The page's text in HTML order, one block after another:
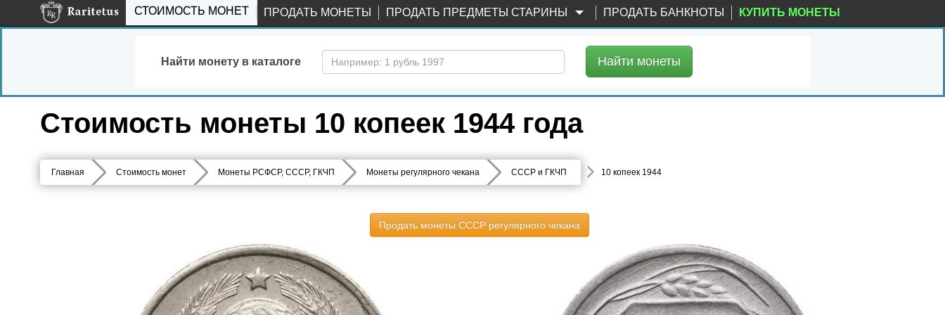
СТОИМОСТЬ МОНЕТ ПРОДАТЬ МОНЕТЫ ПРОДАТЬ ПРЕДМЕТЫ СТАРИНЫ ПРОДАТЬ БАНКНОТЫ КУПИТЬ МОНЕТЫ
Найти монету в каталоге Найти монеты
Стоимость монеты 10 копеек 1944 года
Главная Стоимость монет Монеты РСФСР, СССР, ГКЧП Монеты регулярного чекана СССР и ГКЧП 10 копеек 1944
Продать монеты СССР регулярного чекана